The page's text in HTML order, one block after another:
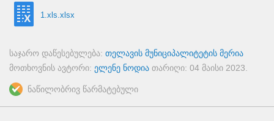
1.xls.xlsx
საჯარო დაწესებულება: თელავის მუნიციპალიტეტის მერია
მოთხოვნის ავტორი: ელენე ნოდია თარიღი: 04 მაისი 2023
ნაწილობრივ წარმატებული